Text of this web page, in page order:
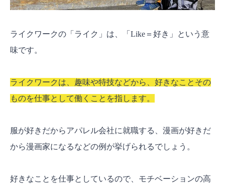
ライクワークの「ライク」は、「Like＝好き」という意
味です。
ライクワークは、趣味や特技などから、好きなことその
ものを仕事として働くことを指します。
服が好きだからアパレル会社に就職する、漫画が好きだ
から漫画家になるなどの例が挙げられるでしょう。
好きなことを仕事としているので、モチベーションの高